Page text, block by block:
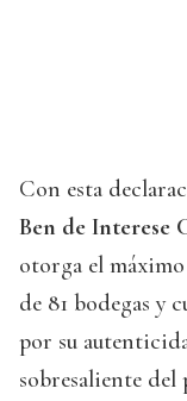
Con esta
Ben de Interese
otorga el
de 81 bodegas y
por su
sobresaliente